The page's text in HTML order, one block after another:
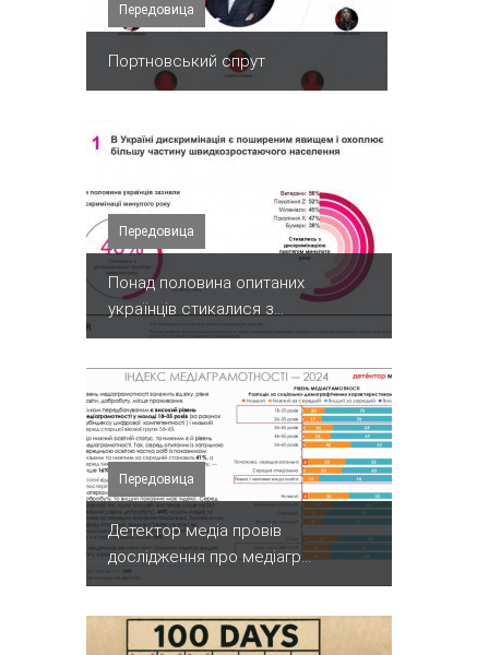
Передовица
Портновський спрут
Передовица
Понад половина опитаних
українців стикалися з...
Передовица
Детектор медіа провів
дослідження про медіагр...